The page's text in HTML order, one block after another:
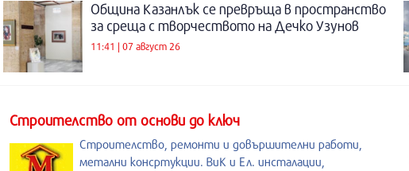
Община Казанлък се превръща в пространство
за среща с творчеството на Дечко Узунов
11:41 | 07 август 26
Строителство от основи до ключ
Строителство, ремонти и довършителни работи,
метални консртукции. ВиК и Ел. инсталации,